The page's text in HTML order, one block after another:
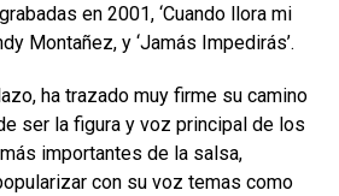
en 2001, ‘Cuando llora mi
Montañez, y ‘Jamás Impedirás’.
ha trazado muy firme su camino
ser la figura y voz principal de los
importantes de la salsa,
con su voz temas como